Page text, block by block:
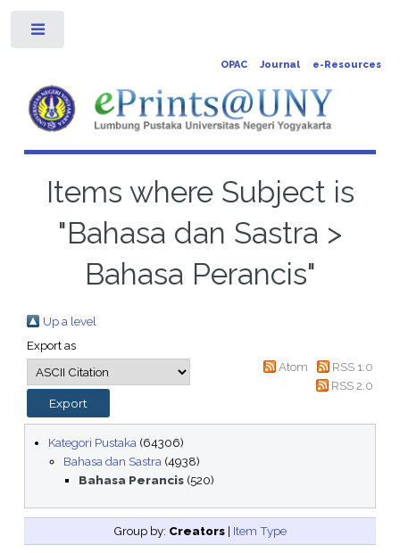
OPAC Journal e-Resources
Items where Subject is
"Bahasa dan Sastra >
Bahasa Perancis"
Up a level
Export as
Atom
RSS 1.0
RSS 2.0
Kategori Pustaka (64306)
Bahasa dan Sastra(4938)
Bahasa Perancis(520)
Group by: Creators | Item Type